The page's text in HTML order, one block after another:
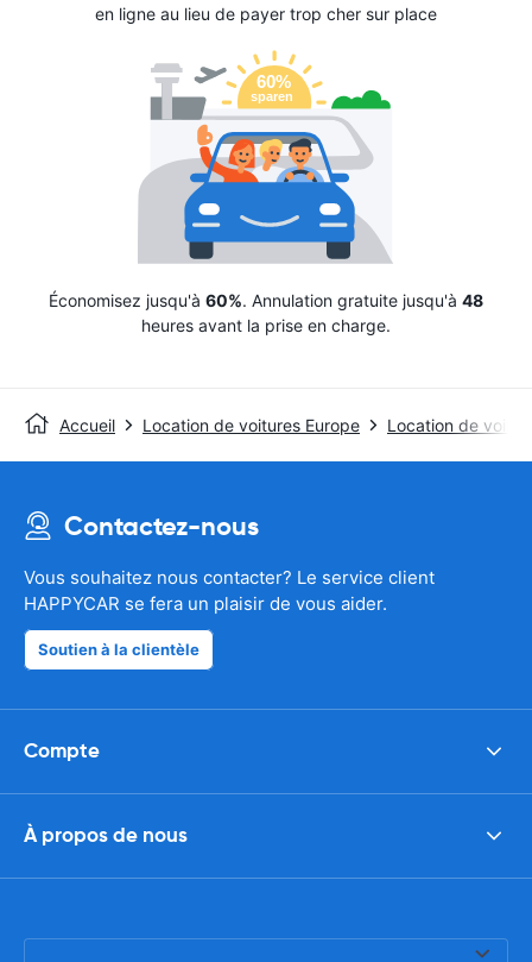
en ligne au lieu de payer trop cher sur place
Économisez jusqu'à 60%. Annulation gratuite jusqu'à 48
heures avant la prise en charge.
Accueil Location de voitures Europe Location de
Contactez-nous
Vous souhaitez nous contacter? Le service client
HAPPYCAR se fera un plaisir de vous aider.
Soutien à la clientèle
Compte
À propos de nous